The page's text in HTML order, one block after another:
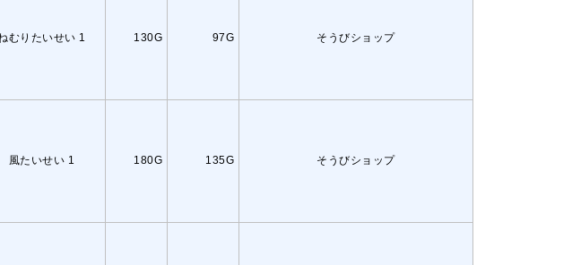
むりたいせい 1 130G 97G そうびショップ
風たいせい 1 180G 135G そうびショップ